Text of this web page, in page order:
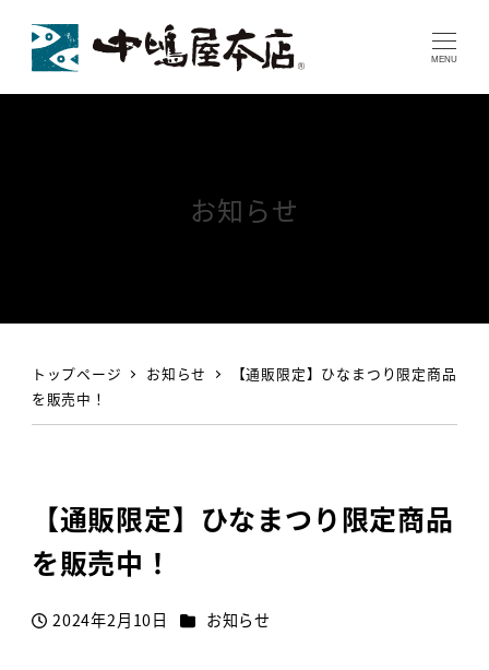
MENU
トップページ お知らせ
【通販限定】ひなまつり限定商品
を販売中！
【通販限定】ひなまつり限定商品
を販売中！
投稿日
2024年2月10日 カテゴリー
お知らせ
お知らせ